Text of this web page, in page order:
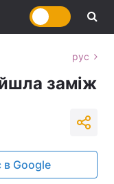
рус
заміж
в Google